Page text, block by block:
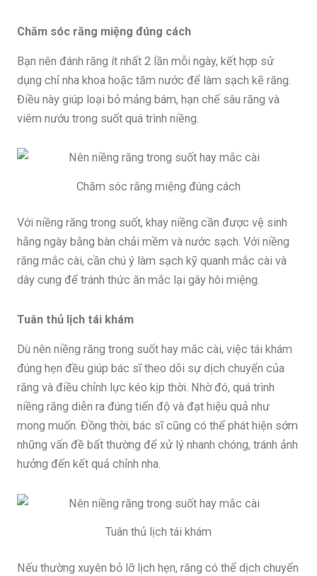
Chăm sóc răng miệng đúng cách
Bạn nên đánh răng ít nhất 2 lần mỗi ngày, kết hợp sử
dụng chỉ nha khoa hoặc tăm nước để làm sạch kẽ răng.
Điều này giúp loại bỏ mảng bám, hạn chế sâu răng và
viêm nướu trong suốt quá trình niềng.
Chăm sóc răng miệng đúng cách
Với niềng răng trong suốt, khay niềng cần được vệ sinh
hằng ngày bằng bàn chải mềm và nước sạch. Với niềng
răng mắc cài, cần chú ý làm sạch kỹ quanh mắc cài và
dây cung để tránh thức ăn mắc lại gây hôi miệng.
Tuân thủ lịch tái khám
Dù nên niềng răng trong suốt hay mắc cài, việc tái khám
đúng hẹn đều giúp bác sĩ theo dõi sự dịch chuyển của
răng và điều chỉnh lực kéo kịp thời. Nhờ đó, quá trình
niềng răng diễn ra đúng tiến độ và đạt hiệu quả như
mong muốn. Đồng thời, bác sĩ cũng có thể phát hiện sớm
những vấn đề bất thường để xử lý nhanh chóng, tránh ảnh
hưởng đến kết quả chỉnh nha.
Tuân thủ lịch tái khám
Nếu thường xuyên bỏ lỡ lịch hẹn, răng có thể dịch chuyển